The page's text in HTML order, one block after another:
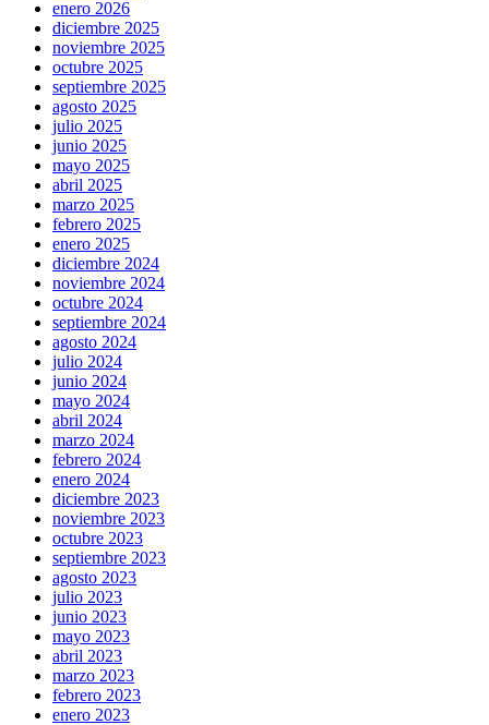
enero 2026
diciembre 2025
noviembre 2025
octubre 2025
septiembre 2025
agosto 2025
julio 2025
junio 2025
mayo 2025
abril 2025
marzo 2025
febrero 2025
enero 2025
diciembre 2024
noviembre 2024
octubre 2024
septiembre 2024
agosto 2024
julio 2024
junio 2024
mayo 2024
abril 2024
marzo 2024
febrero 2024
enero 2024
diciembre 2023
noviembre 2023
octubre 2023
septiembre 2023
agosto 2023
julio 2023
junio 2023
mayo 2023
abril 2023
marzo 2023
febrero 2023
enero 2023